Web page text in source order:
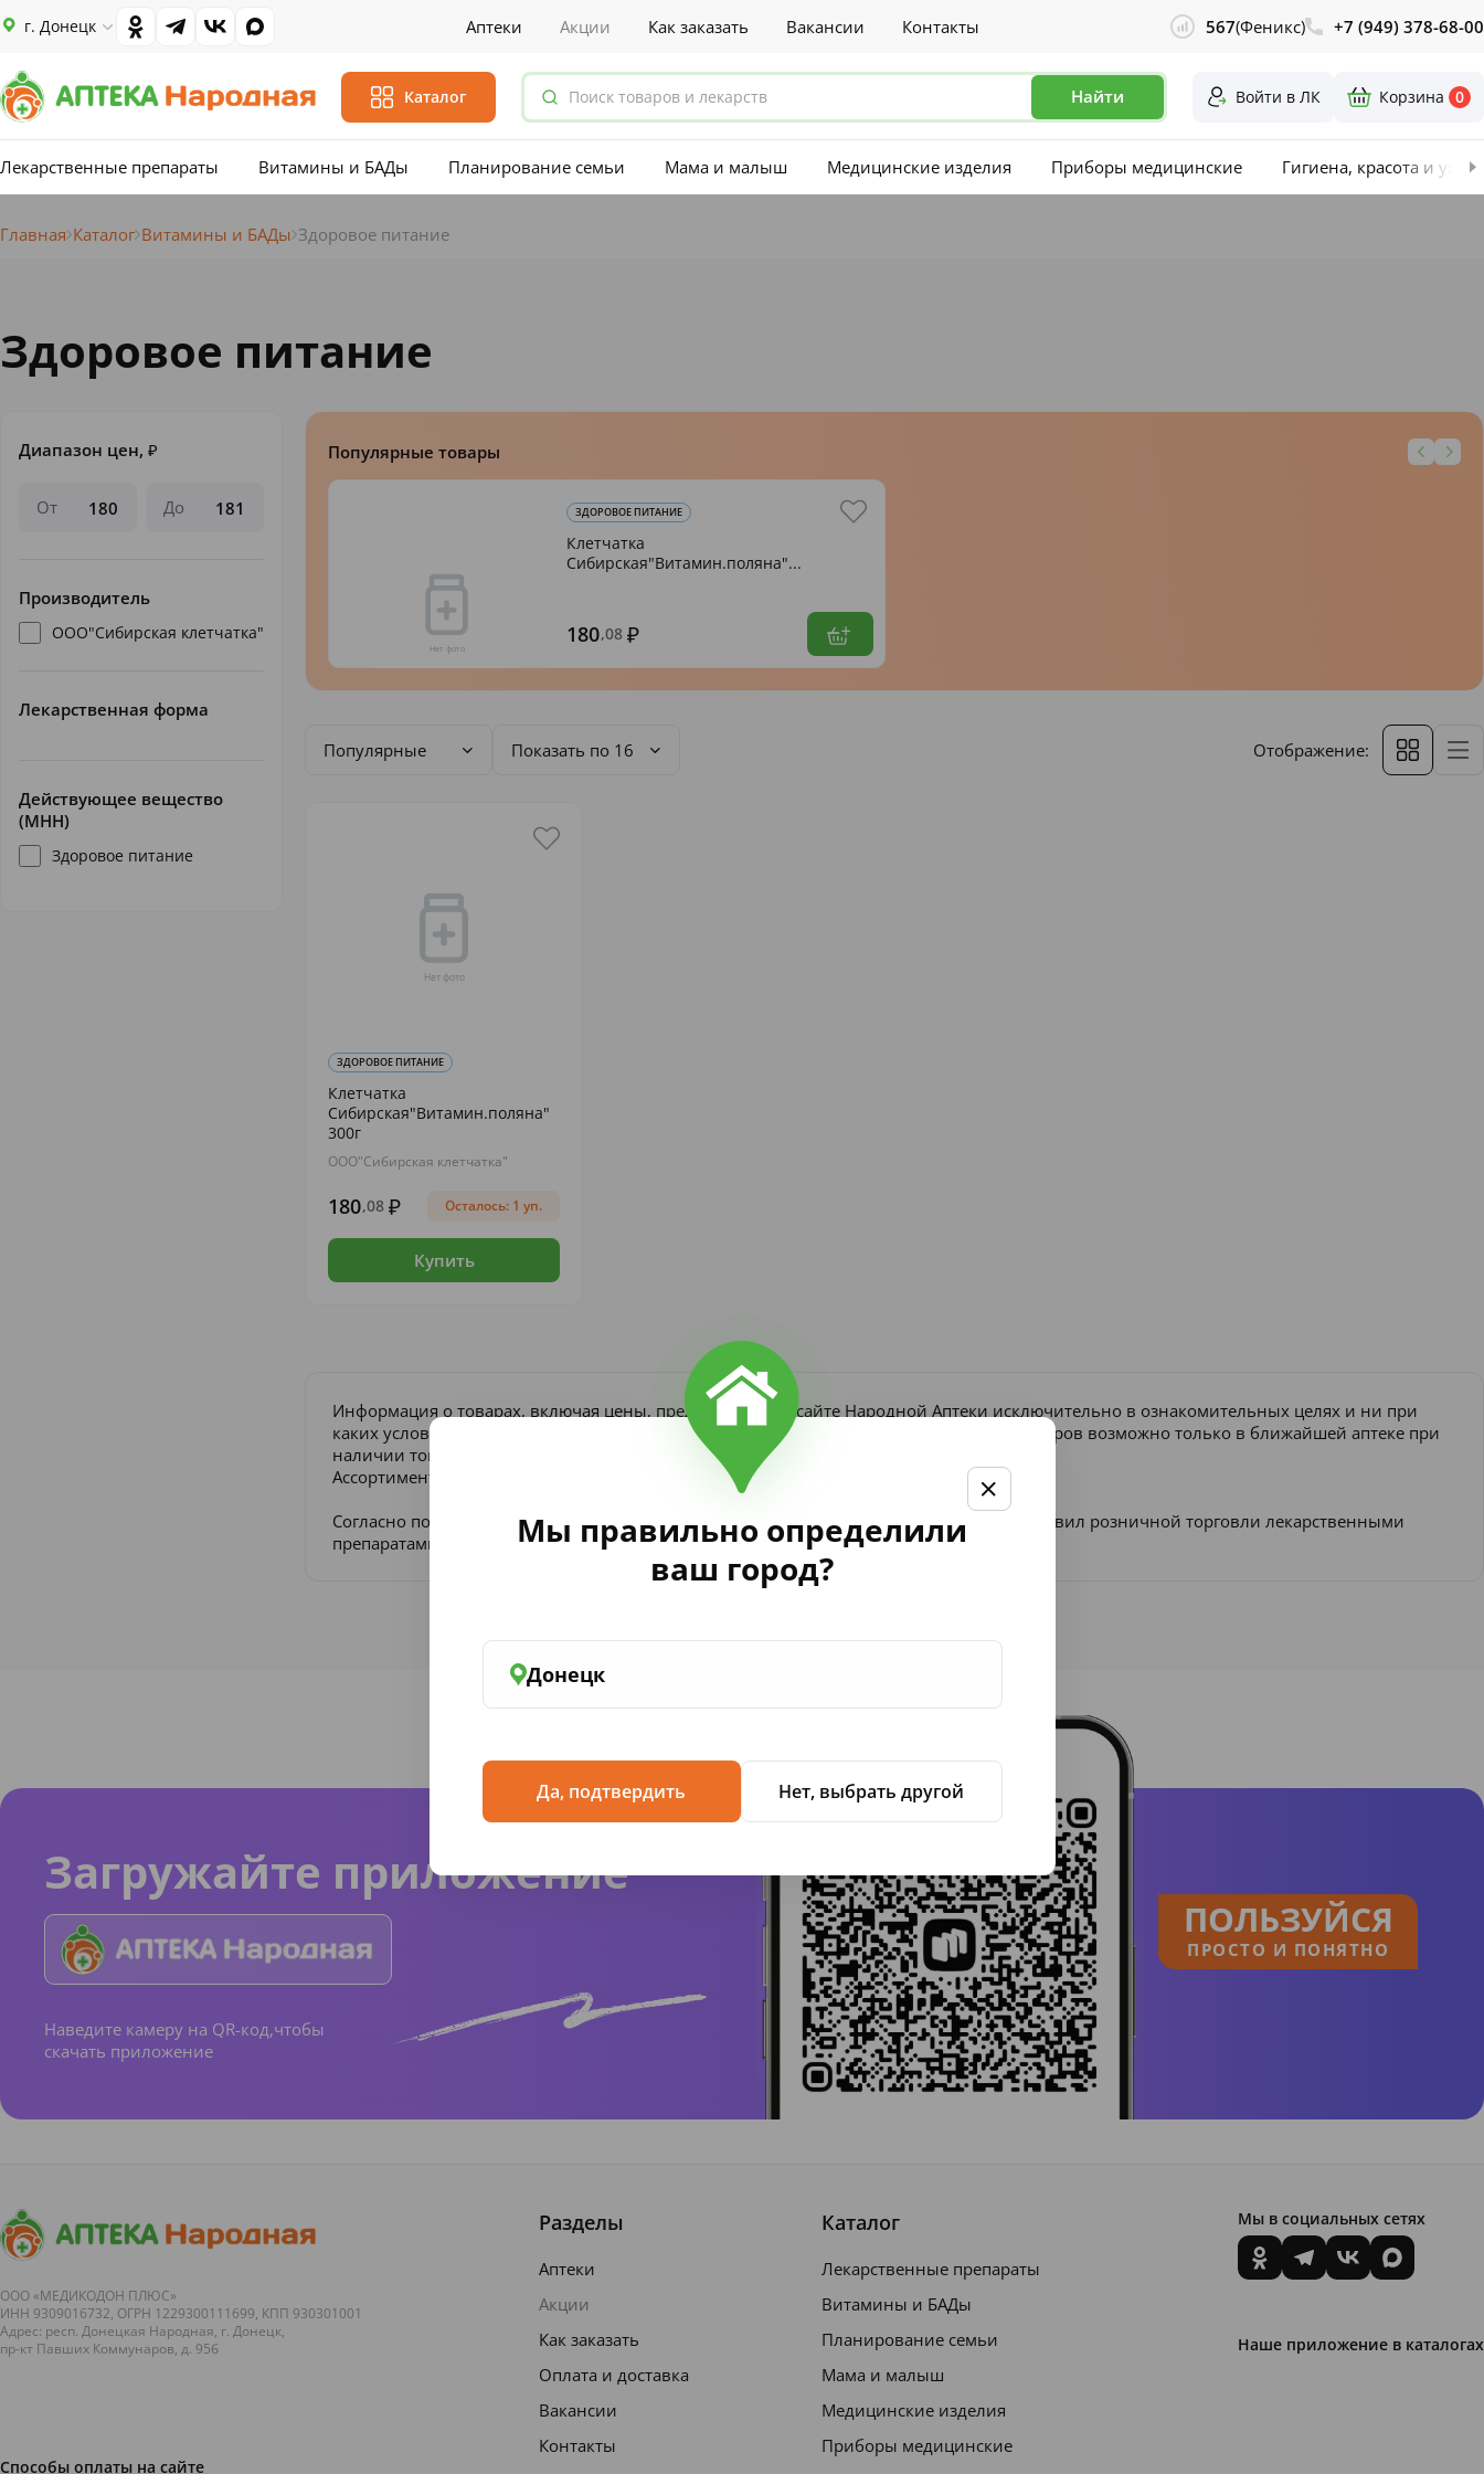
г. Донецк Аптеки Акции Как заказать Вакансии Контакты 567(Феникс) +7 (949) 378-68-00
Каталог Найти Войти в ЛК Корзина 0
Лекарственные препараты Витамины и БАДы Планирование семьи Мама и малыш Медицинские изделия Приборы медицинские Гигиена, красота и уход
Мы правильно определили
ваш город?
Донецк
Да, подтвердить Нет, выбрать другой
Главная Каталог Витамины и БАДы Здоровое питание
Здоровое питание
Диапазон цен, ₽
От До
Производитель
ООО"Сибирская клетчатка"
Лекарственная форма
Действующее вещество
(МНН)
Здоровое питание
Популярные товары
ЗДОРОВОЕ ПИТАНИЕ
Клетчатка
Сибирская"Витамин.поляна"...
180,08
Популярные Показать по 16 Отображение:
ЗДОРОВОЕ ПИТАНИЕ
Клетчатка
Сибирская"Витамин.поляна"
300г
ООО"Сибирская клетчатка"
180,08 Осталось: 1 уп.
Купить
Информация о товарах, включая цены, представлена на сайте Народной Аптеки исключительно в ознакомительных целях и ни при
каких условиях не является публичной офертой согласно ст. 437 ГК РФ. Получение товаров возможно только в ближайшей аптеке при
наличии товара и предъявлении рецепта, если он требуется по закону.
Ассортимент товаров, участвующих в акциях и скидках, ограничен и может изменяться.
Согласно постановлению Правительства РФ от 16 мая 2020 №697 «Об утверждении Правил розничной торговли лекарственными
препаратами в Российской Федерации».
Загружайте приложение
Наведите камеру на QR-код,чтобы
скачать приложение
ПОЛЬЗУЙСЯ
ПРОСТО И ПОНЯТНО
ООО «МЕДИКОДОН ПЛЮС»
ИНН 9309016732, ОГРН 1229300111699, КПП 930301001
Адрес: респ. Донецкая Народная, г. Донецк,
пр-кт Павших Коммунаров, д. 95б
Способы оплаты на сайте
Разделы
Аптеки
Акции
Как заказать
Оплата и доставка
Вакансии
Контакты
Каталог
Лекарственные препараты
Витамины и БАДы
Планирование семьи
Мама и малыш
Медицинские изделия
Приборы медицинские
Мы в социальных сетях
Наше приложение в каталогах